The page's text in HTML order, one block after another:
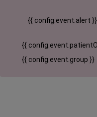
{{ config.event.alert }}
{{
{{ config.event.group }}